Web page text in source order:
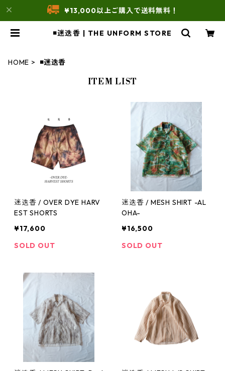
¥13,000以上ご購入で送料無料！
◾️迷迭香 | THE UNFORM STORE
HOME ◾️迷迭香
ITEM LIST
迷迭香 / OVER DYE HARV
EST SHORTS
¥17,600
SOLD OUT
迷迭香 / MESH SHIRT -AL
OHA-
¥16,500
SOLD OUT